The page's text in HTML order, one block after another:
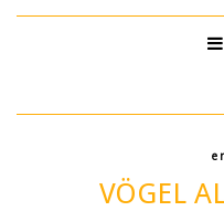
VÖGEL